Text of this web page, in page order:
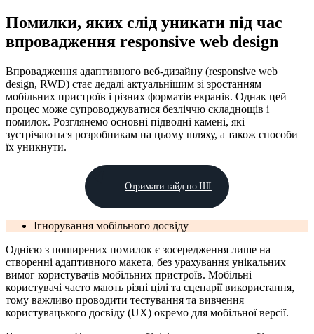
Помилки, яких слід уникати під час
впровадження responsive web design
Впровадження адаптивного веб-дизайну (responsive web
design, RWD) стає дедалі актуальнішим зі зростанням
мобільних пристроїв і різних форматів екранів. Однак цей
процес може супроводжуватися безліччю складнощів і
помилок. Розглянемо основні підводні камені, які
зустрічаються розробникам на цьому шляху, а також способи
їх уникнути.
Отримати гайд по ШІ
Ігнорування мобільного досвіду
Однією з поширених помилок є зосередження лише на
створенні адаптивного макета, без урахування унікальних
вимог користувачів мобільних пристроїв. Мобільні
користувачі часто мають різні цілі та сценарії використання,
тому важливо проводити тестування та вивчення
користувацького досвіду (UX) окремо для мобільної версії.